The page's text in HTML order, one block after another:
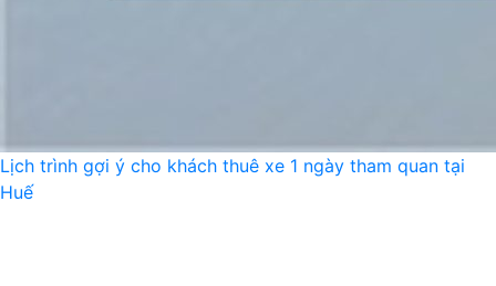
Lịch trình gợi ý cho khách thuê xe 1 ngày tham quan tại
Huế